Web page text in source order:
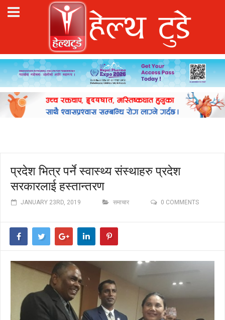
प्रदेश भित्र पर्ने स्वास्थ्य संस्थाहरु प्रदेश
सरकारलाई हस्तान्तरण
JANUARY 23RD, 2019 समाचार 0 COMMENTS